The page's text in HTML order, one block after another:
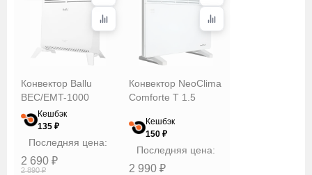
Конвектор Ballu
BEC/EMT-1000
Кешбэк
135 ₽
Последняя цена:
2 690 ₽
2 890 ₽
Конвектор NeoClima
Comforte T 1.5
Кешбэк
150 ₽
Последняя цена:
2 990 ₽